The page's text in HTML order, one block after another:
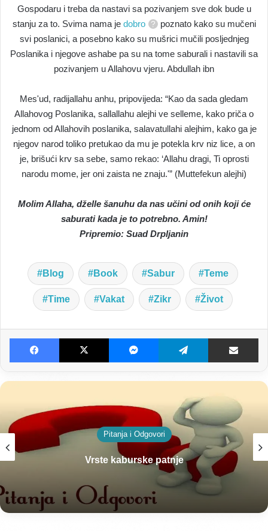
Gospodaru i treba da nastavi sa pozivanjem sve dok bude u
stanju za to. Svima nama je dobro
poznato kako su mučeni
svi poslanici, a posebno kako su mušrici mučili posljednjeg
Poslanika i njegove ashabe pa su na tome saburali i nastavili sa
pozivanjem u Allahovu vjeru. Abdullah ibn
Mes'ud, radijallahu anhu, pripovijeda: “Kao da sada gledam
Allahovog Poslanika, sallallahu alejhi ve selleme, kako priča o
jednom od Allahovih poslanika, salavatullahi alejhim, kako ga je
njegov narod toliko pretukao da mu je potekla krv niz lice, a on
je, brišući krv sa sebe, samo rekao: ‘Allahu dragi, Ti oprosti
narodu mome, jer oni zaista ne znaju.'” (Muttefekun alejhi)
Molim Allaha, dželle šanuhu da nas učini od onih koji će
saburati kada je to potrebno. Amin!
Pripremio: Suad Drpljanin
Blog Book Sabur Teme
Time Vakat Zikr Život
Facebook X Messenger Telegram
Pitanja i Odgovori
Vrste kaburske patnje